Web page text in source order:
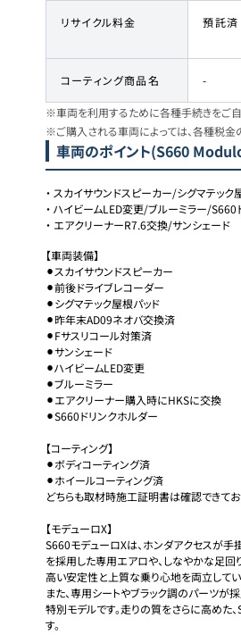
リサイクル料金 預託済
コーティング商品名 -
※車両を利用するために各種手続きをご自
※ご購入される車両によっては、各種税金
車両のポイント(S660
・ スカイサウンドスピーカー/シグマテック
・ ハイビームLED変更/ブルーミラー/S660
・ エアクリーナーR7.6交換/サンシェード
【車両装備】
⚫︎スカイサウンドスピーカー
⚫︎前後ドライブレコーダー
⚫︎シグマテック屋根パッド
⚫︎昨年末AD09ネオバ交換済
⚫︎Fサスリコール対策済
⚫︎サンシェード
⚫︎ハイビームLED変更
⚫︎ブルーミラー
⚫︎エアクリーナー購入時にHKSに交換
⚫︎S660ドリンクホルダー
【コーティング】
⚫︎ボディコーティング済
⚫︎ホイールコーティング済
どちらも取材時施工証明書は確認できてお
【モデューロX】
S660モデューロXは、ホンダアクセスが手
を採用した専用エアロや、しなやかな足回
高い安定性と上質な乗り心地を両立してい
また、専用シートやブラック調のパーツ
特別モデルです。走りの質をさらに高めた
す。